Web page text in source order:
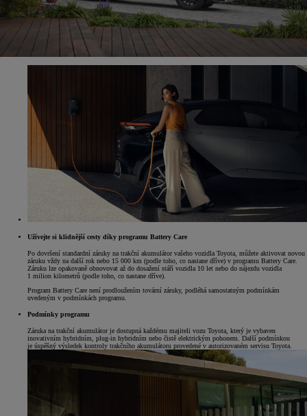
Užívejte si klidnější cesty díky programu Battery Care
Po dovršení standardní záruky na trakční akumulátor vašeho vozidla Toyota, můžete aktivovat novou
záruku vždy na další rok nebo 15 000 km (podle toho, co nastane dříve) v programu Battery Care.
Záruku lze opakovaně obnovovat až do dosažení stáří vozidla 10 let nebo do nájezdu vozidla
1 milion kilometrů (podle toho, co nastane dříve).
Program Battery Care není prodloužením tovární záruky, podléhá samostatným podmínkám
uvedeným v podmínkách programu.
Podmínky programu
Záruka na trakční akumulátor je dostupná každému majiteli vozu Toyota, který je vybaven
inovativním hybridním, plug-in hybridním nebo čistě elektrickým pohonem. Další podmínkou
je úspěšný výsledek kontroly trakčního akumulátoru provedené v autorizovaném servisu Toyota.